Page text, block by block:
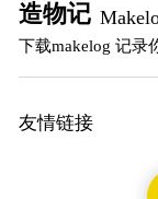
造物记
下载makelog 记录
友情链接